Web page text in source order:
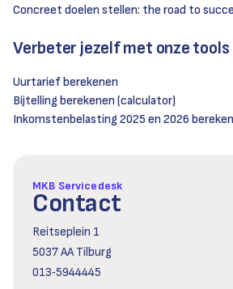
Concreet doelen stellen: the road to
Verbeter jezelf met onze tools
Uurtarief berekenen
Bijtelling berekenen (calculator)
Inkomstenbelasting 2025 en 2026
MKB Servicedesk
Contact
Reitseplein 1
5037 AA Tilburg
013‑5944445